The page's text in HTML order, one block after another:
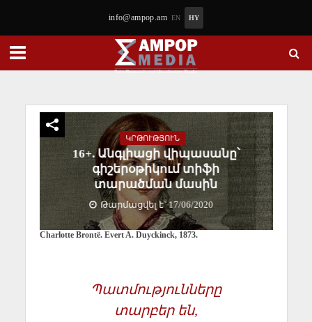
info@ampop.am EN HY
ԿՐԹՈՒԹՅՈՒՆ
16+. Անգլիացի վիպասանը՝
գիշերօթիկում տիֆի
տարածման մասին
Թարմացվել է` 17/06/2020
Charlotte Brontë. Evert A. Duyckinck, 1873.
Պատմությունները
տարբեր են,